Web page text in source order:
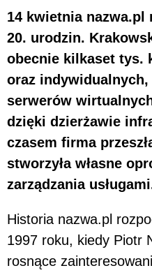
14 kwietnia nazwa.pl
20. urodzin.
obecnie kilkaset tys.
oraz indywidualnych,
serwerów
dzięki dzierżawie
czasem firma
stworzyła własne
zarządzania
Historia nazwa.pl
1997 roku, kiedy Piotr
rosnące